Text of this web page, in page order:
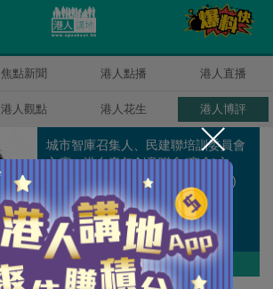
焦點新聞 港人點播 港人直播
港人觀點 港人花生 港人博評
城市智庫召集人、民建聯培訓委員會
主席、港台青年創意聯會(商會)主
席、觀塘區議員(2008年至2019年)
作者其他博評